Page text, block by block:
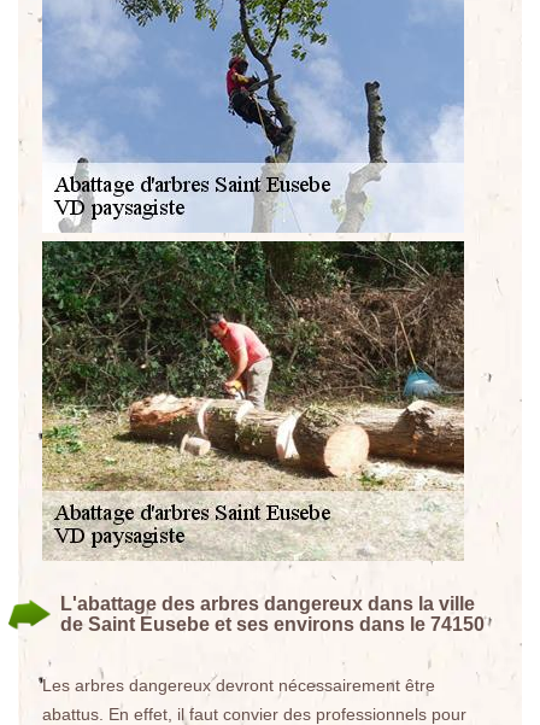
L'abattage des arbres dangereux dans la ville
de Saint Eusebe et ses environs dans le 74150
Les arbres dangereux devront nécessairement être
abattus. En effet, il faut convier des professionnels pour